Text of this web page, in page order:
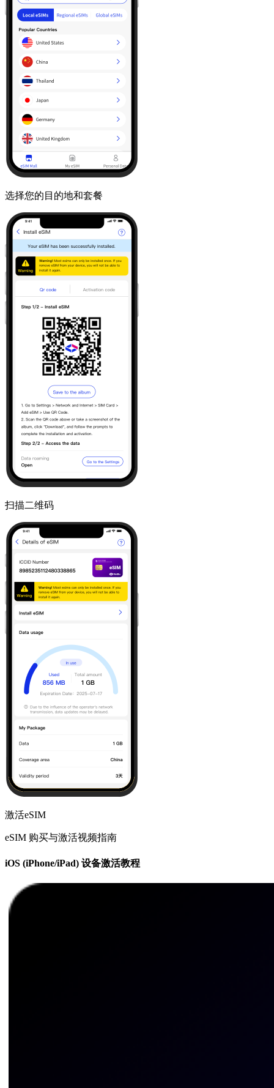
选择您的目的地和套餐
扫描二维码
激活eSIM
eSIM 购买与激活视频指南
iOS (iPhone/iPad) 设备激活教程